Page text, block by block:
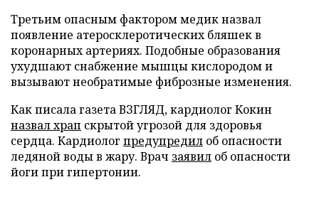
Третьим опасным фактором медик назвал
появление атеросклеротических бляшек в
коронарных артериях. Подобные образования
ухудшают снабжение мышцы кислородом и
вызывают необратимые фиброзные изменения.
Как писала газета ВЗГЛЯД, кардиолог Кокин
назвал храп скрытой угрозой для здоровья
сердца. Кардиолог предупредил об опасности
ледяной воды в жару. Врач заявил об опасности
йоги при гипертонии.